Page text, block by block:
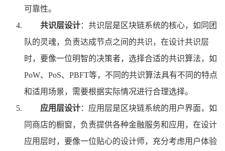
可靠性。
共识层设计：共识层是区块链系统的核心，如同团
队的灵魂，负责达成节点之间的共识，在设计共识层
时，要像一位明智的决策者，选择合适的共识算法，如
PoW、PoS、PBFT等，不同的共识算法具有不同的特点
和适用场景，需要根据实际情况进行合理选择。
应用层设计：应用层是区块链系统的用户界面，如
同商店的橱窗，负责提供各种金融服务和应用，在设计
应用层时，要像一位贴心的设计师，充分考虑用户体验